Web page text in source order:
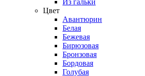
Из гальки
Цвет
Авантюрин
Белая
Бежевая
Бирюзовая
Бронзовая
Бордовая
Голубая